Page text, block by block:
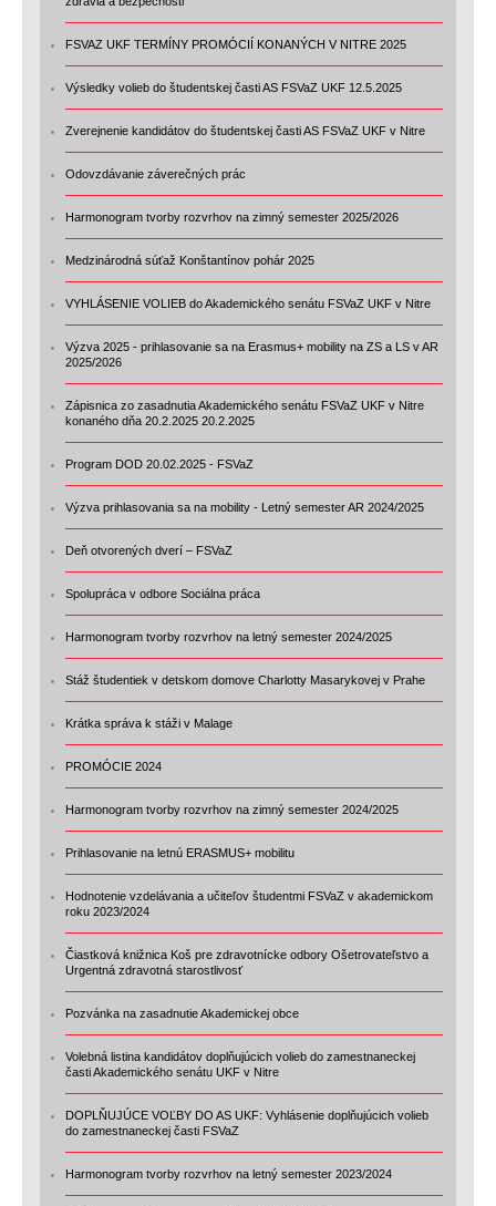
FSVAZ UKF TERMÍNY PROMÓCIÍ KONANÝCH V NITRE 2025
Výsledky volieb do študentskej časti AS FSVaZ UKF 12.5.2025
Zverejnenie kandidátov do študentskej časti AS FSVaZ UKF v Nitre
Odovzdávanie záverečných prác
Harmonogram tvorby rozvrhov na zimný semester 2025/2026
Medzinárodná súťaž Konštantínov pohár 2025
VYHLÁSENIE VOLIEB do Akademického senátu FSVaZ UKF v Nitre
Výzva 2025 - prihlasovanie sa na Erasmus+ mobility na ZS a LS v AR
2025/2026
Zápisnica zo zasadnutia Akademického senátu FSVaZ UKF v Nitre
konaného dňa 20.2.2025 20.2.2025
Program DOD 20.02.2025 - FSVaZ
Výzva prihlasovania sa na mobility - Letný semester AR 2024/2025
Deň otvorených dverí – FSVaZ
Spolupráca v odbore Sociálna práca
Harmonogram tvorby rozvrhov na letný semester 2024/2025
Stáž študentiek v detskom domove Charlotty Masarykovej v Prahe
Krátka správa k stáži v Malage
PROMÓCIE 2024
Harmonogram tvorby rozvrhov na zimný semester 2024/2025
Prihlasovanie na letnú ERASMUS+ mobilitu
Hodnotenie vzdelávania a učiteľov študentmi FSVaZ v akademickom
roku 2023/2024
Čiastková knižnica Koš pre zdravotnícke odbory Ošetrovateľstvo a
Urgentná zdravotná starostlivosť
Pozvánka na zasadnutie Akademickej obce
Volebná listina kandidátov doplňujúcich volieb do zamestnaneckej
časti Akademického senátu UKF v Nitre
DOPLŇUJÚCE VOĽBY DO AS UKF: Vyhlásenie doplňujúcich volieb
do zamestnaneckej časti FSVaZ
Harmonogram tvorby rozvrhov na letný semester 2023/2024